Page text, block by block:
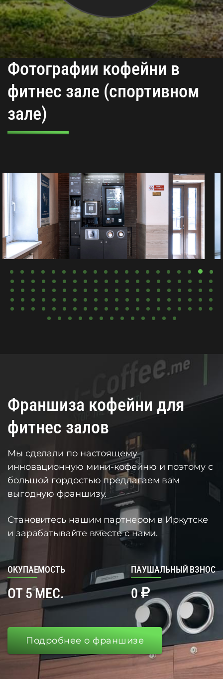
Фотографии кофейни в
фитнес зале (спортивном
зале)
Франшиза кофейни для
фитнес залов
Мы сделали по настоящему
инновационную мини-кофейню и поэтому с
большой гордостью предлагаем вам
выгодную франшизу.
Становитесь нашим партнером в Иркутске
и зарабатывайте вместе с нами.
ОКУПАЕМОСТЬ
ОТ 5 МЕС.
ПАУШАЛЬНЫЙ ВЗНОС
0
Подробнее о франшизе